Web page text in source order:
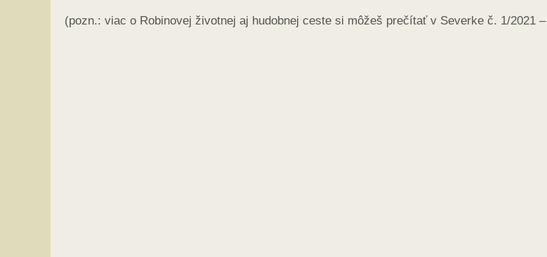
(pozn.: viac o Robinovej životnej aj hudobnej ceste si môžeš prečítať v Severke č. 1/2021 –